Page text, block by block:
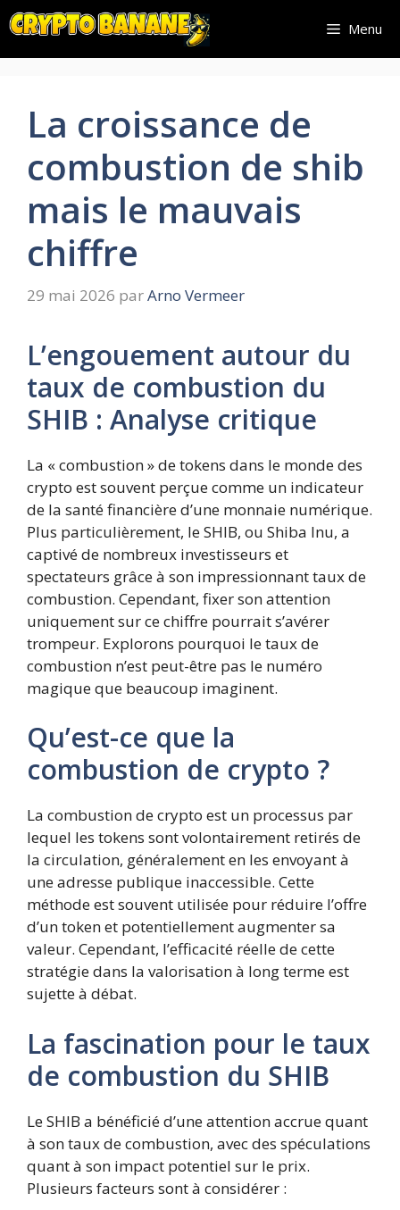
Aller
au
contenu
Menu
La croissance de
combustion de shib
mais le mauvais
chiffre
29 mai 2026 parArno Vermeer
L’engouement autour du
taux de combustion du
SHIB : Analyse critique
La « combustion » de tokens dans le monde des
crypto est souvent perçue comme un indicateur
de la santé financière d’une monnaie numérique.
Plus particulièrement, le SHIB, ou Shiba Inu, a
captivé de nombreux investisseurs et
spectateurs grâce à son impressionnant taux de
combustion. Cependant, fixer son attention
uniquement sur ce chiffre pourrait s’avérer
trompeur. Explorons pourquoi le taux de
combustion n’est peut-être pas le numéro
magique que beaucoup imaginent.
Qu’est-ce que la
combustion de crypto ?
La combustion de crypto est un processus par
lequel les tokens sont volontairement retirés de
la circulation, généralement en les envoyant à
une adresse publique inaccessible. Cette
méthode est souvent utilisée pour réduire l’offre
d’un token et potentiellement augmenter sa
valeur. Cependant, l’efficacité réelle de cette
stratégie dans la valorisation à long terme est
sujette à débat.
La fascination pour le taux
de combustion du SHIB
Le SHIB a bénéficié d’une attention accrue quant
à son taux de combustion, avec des spéculations
quant à son impact potentiel sur le prix.
Plusieurs facteurs sont à considérer :